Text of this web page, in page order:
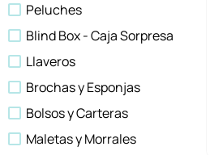
Peluches
Blind Box - Caja Sorpresa
Llaveros
Brochas y Esponjas
Bolsos y Carteras
Maletas y Morrales